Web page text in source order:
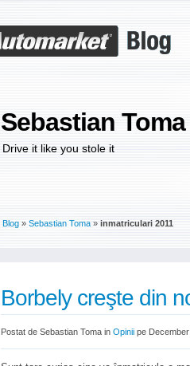
Sebastian Toma
Drive it like you stole it
Blog » Sebastian Toma » inmatriculari 2011
Borbely creşte din
Postat de Sebastian Toma in Opinii pe